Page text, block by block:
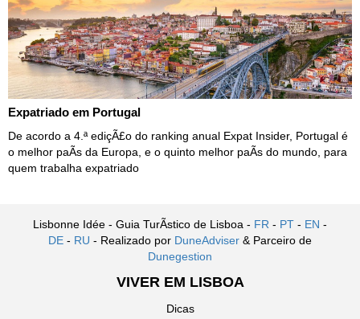
Expatriado em Portugal
De acordo a 4.ª ediçÃ£o do ranking anual Expat Insider, Portugal é
o melhor paÃ­s da Europa, e o quinto melhor paÃ­s do mundo, para
quem trabalha expatriado
Lisbonne Idée - Guia TurÃ­stico de Lisboa - FR - PT - EN -
DE - RU - Realizado por DuneAdviser & Parceiro de
Dunegestion
VIVER EM LISBOA
Dicas